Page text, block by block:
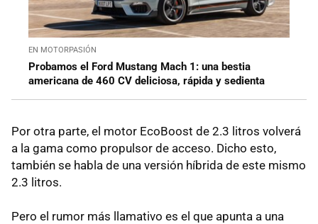
EN MOTORPASIÓN
Probamos el Ford Mustang Mach 1: una bestia
americana de 460 CV deliciosa, rápida y sedienta
Por otra parte, el motor EcoBoost de 2.3 litros volverá
a la gama como propulsor de acceso. Dicho esto,
también se habla de una versión híbrida de este mismo
2.3 litros.
Pero el rumor más llamativo es el que apunta a una